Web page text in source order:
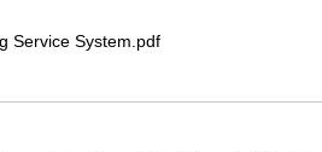
Service System.pdf